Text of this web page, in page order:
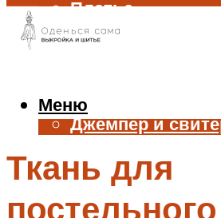
Платье
Брюки
Жилет
Джемпер и
Аксессуары
Меню
Ткань для